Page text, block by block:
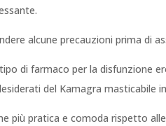
alcune precauzioni prima di
di farmaco per la disfunzione
del Kamagra masticabile
più pratica e comoda rispetto